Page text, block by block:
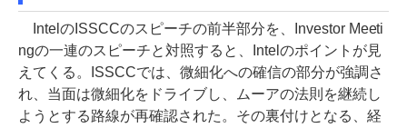
IntelのISSCCのスピーチの前半部分を、Investor Meeti
ngの一連のスピーチと対照すると、Intelのポイントが見
えてくる。ISSCCでは、微細化への確信の部分が強調さ
れ、当面は微細化をドライブし、ムーアの法則を継続し
ようとする路線が再確認された。その裏付けとなる、経